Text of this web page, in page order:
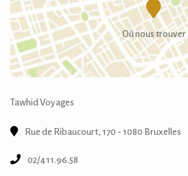
Où nous trouver
Tawhid Voyages
Rue de Ribaucourt, 170 - 1080 Bruxelles
02/411.96.58